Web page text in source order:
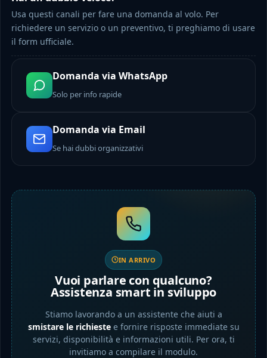
Usa questi canali per fare una domanda al volo. Per
richiedere un servizio o un preventivo, ti preghiamo di usare
il form ufficiale.
Domanda via WhatsApp
Solo per info rapide
Domanda via Email
Se hai dubbi organizzativi
IN ARRIVO
Vuoi parlare con qualcuno?
Assistenza smart in sviluppo
Stiamo lavorando a un assistente che aiuti a
smistare le richiestee fornire risposte immediate su
servizi, disponibilità e informazioni utili. Per ora, ti
invitiamo a compilare il modulo.